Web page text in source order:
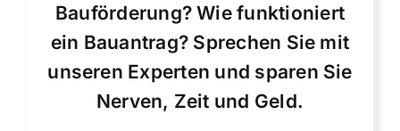
Bauförderung? Wie funktioniert
ein Bauantrag? Sprechen Sie mit
unseren Experten und sparen Sie
Nerven, Zeit und Geld.